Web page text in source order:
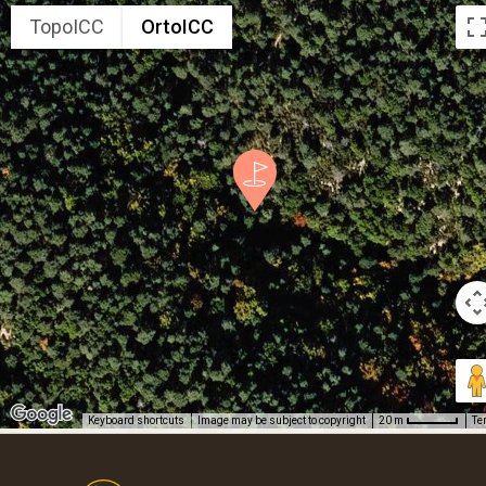
TopoICC OrtoICC
Keyboard shortcuts Image may be subject to copyright 20 m